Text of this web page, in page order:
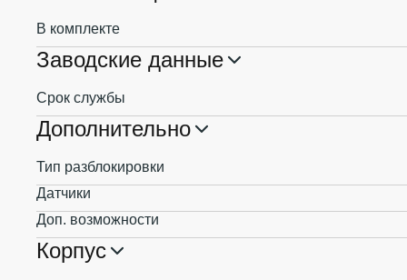
В комплекте
Заводские данные
Срок службы
Дополнительно
Тип разблокировки
Датчики
Доп. возможности
Корпус